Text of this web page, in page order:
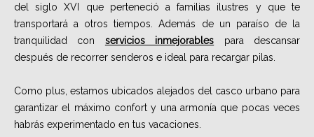
del siglo XVI que perteneció a familias ilustres y que te
transportará a otros tiempos. Además de un paraíso de la
tranquilidad con servicios inmejorables para descansar
después de recorrer senderos e ideal para recargar pilas.
Como plus, estamos ubicados alejados del casco urbano para
garantizar el máximo confort y una armonía que pocas veces
habrás experimentado en tus vacaciones.